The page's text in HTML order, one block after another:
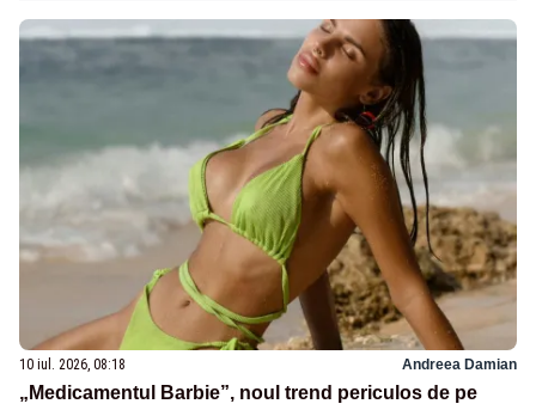
10 iul. 2026, 08:18 Andreea Damian
„Medicamentul Barbie”, noul trend periculos de pe